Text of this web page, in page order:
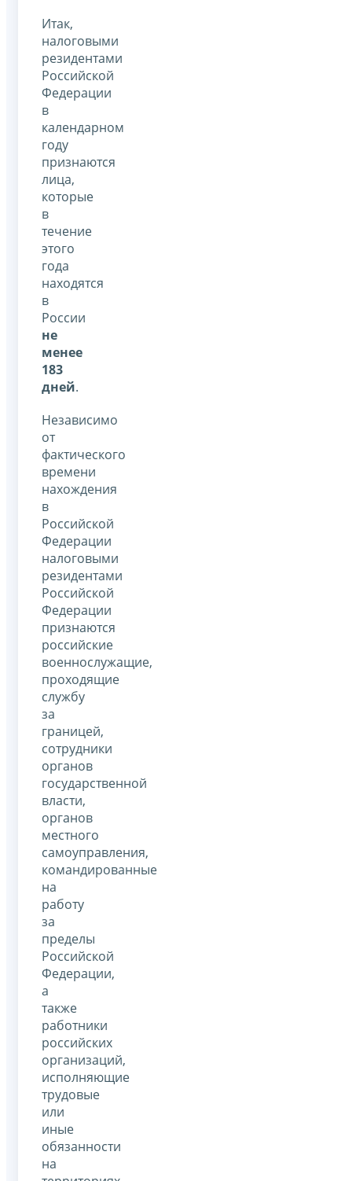
Итак,
налоговыми
резидентами
Российской
Федерации
в
календарном
году
признаются
лица,
которые
в
течение
этого
года
находятся
в
России
не
менее
183
дней.
Независимо
от
фактического
времени
нахождения
в
Российской
Федерации
налоговыми
резидентами
Российской
Федерации
признаются
российские
военнослужащие,
проходящие
службу
за
границей,
сотрудники
органов
государственной
власти,
органов
местного
самоуправления,
командированные
на
работу
за
пределы
Российской
Федерации,
а
также
работники
российских
организаций,
исполняющие
трудовые
или
иные
обязанности
на